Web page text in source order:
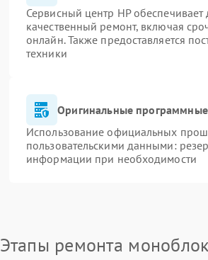
Сервисный центр HP
качественный ремонт, включая
онлайн. Также предоставляется
техники
Оригинальные
Использование официальных
пользовательскими данными:
информации при необходимости
Этапы ремонта